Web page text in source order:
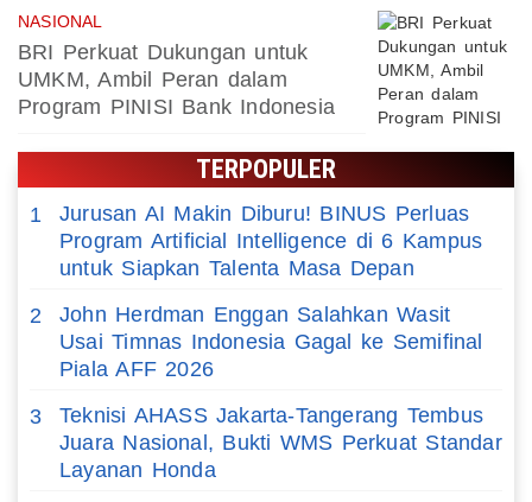
NASIONAL
BRI Perkuat Dukungan untuk
UMKM, Ambil Peran dalam
Program PINISI Bank Indonesia
TERPOPULER
1
Jurusan AI Makin Diburu! BINUS Perluas
Program Artificial Intelligence di 6 Kampus
untuk Siapkan Talenta Masa Depan
2
John Herdman Enggan Salahkan Wasit
Usai Timnas Indonesia Gagal ke Semifinal
Piala AFF 2026
3
Teknisi AHASS Jakarta-Tangerang Tembus
Juara Nasional, Bukti WMS Perkuat Standar
Layanan Honda